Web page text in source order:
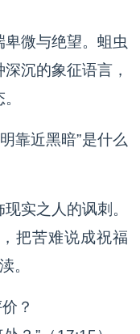
微与绝望。蛆虫
沉的象征语言，
靠近黑暗”是什么
实之人的讽刺。
把苦难说成祝福
。
？